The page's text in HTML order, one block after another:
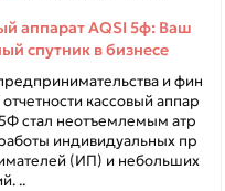
аппарат AQSI 5ф: Ваш
спутник в бизнесе
и фин
кассовый аппар
стал неотъемлемым атр
индивидуальных пр
(ИП) и небольших
..